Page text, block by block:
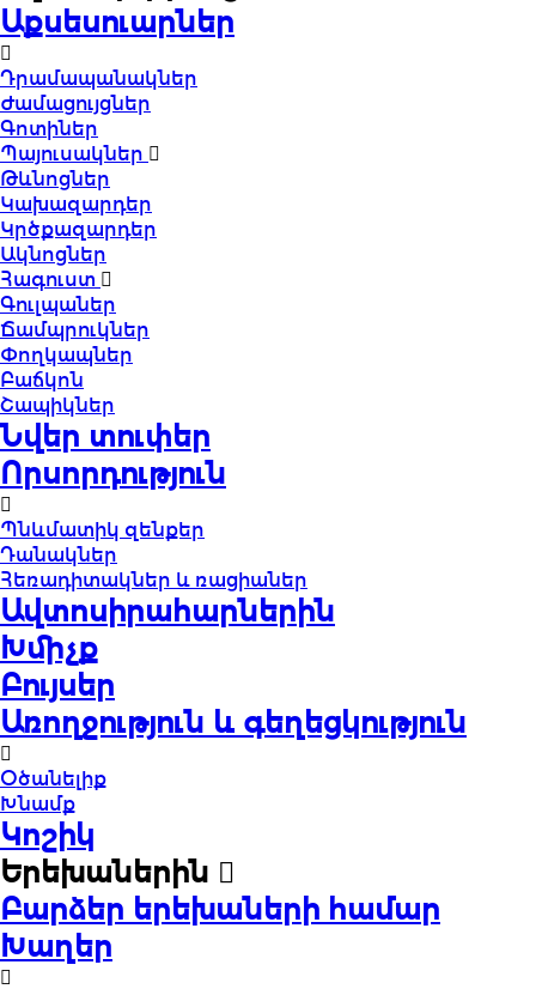
Աքսեսուարներ
Դրամապանակներ
Ժամացույցներ
Գոտիներ
Պայուսակներ
Թևնոցներ
Կախազարդեր
Կրծքազարդեր
Ակնոցներ
Հագուստ
Գուլպաներ
Ճամպրուկներ
Փողկապներ
Բաճկոն
Շապիկներ
Նվեր տուփեր
Որսորդություն
Պնևմատիկ զենքեր
Դանակներ
Հեռադիտակներ և ռացիաներ
Ավտոսիրահարներին
Խմիչք
Բույսեր
Առողջություն և գեղեցկություն
Օծանելիք
Խնամք
Կոշիկ
Երեխաներին
Բարձեր երեխաների համար
Խաղեր